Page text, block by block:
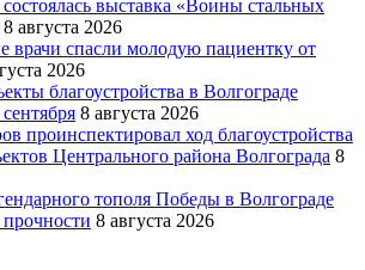
выставка «Воины стальных
8 августа 2026
врачи спасли молодую пациентку от
2026
благоустройства в Волгограде
8 августа 2026
проинспектировал ход благоустройства
Центрального района Волгограда 8
тополя Победы в Волгограде
8 августа 2026